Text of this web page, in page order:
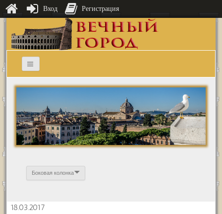
Боковая колонка
18.03.2017
Вход Регистрация